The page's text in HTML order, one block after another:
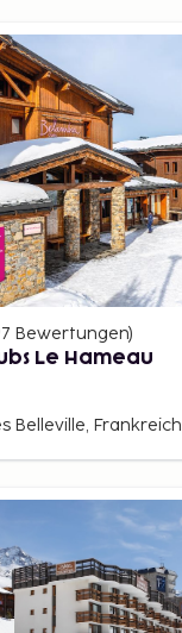
Bewertungen)
Le Hameau
Belleville, Frankreich